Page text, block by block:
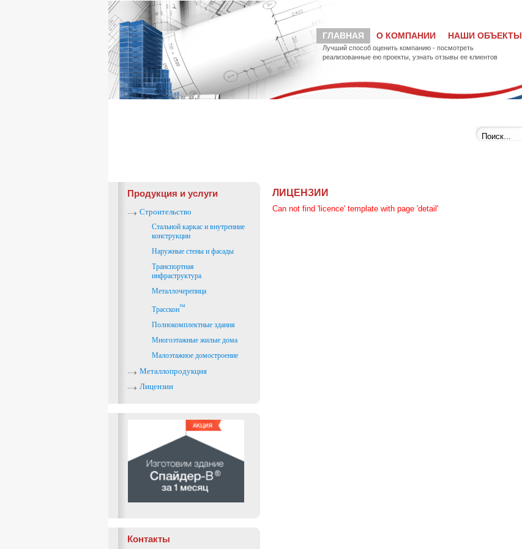
ГЛАВНАЯ О КОМПАНИИ НАШИ ОБЪЕКТЫ
Лучший способ оценить компанию - посмотреть
реализованные ею проекты, узнать отзывы ее клиентов
Продукция и услуги
Строительство
Стальной каркас и внутренние
конструкции
Наружные стены и фасады
Транспортная
инфраструктура
Металлочерепица
Трасскон™
Полнокомплектные здания
Многоэтажные жилые дома
Малоэтажное домостроение
Металлопродукция
Лицензии
Контакты
ЛИЦЕНЗИИ
Can not find 'licence' template with page 'detail'